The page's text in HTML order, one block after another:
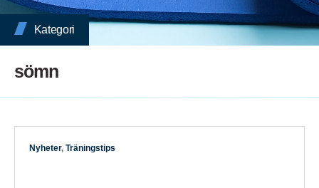
Kategori
sömn
Nyheter, Träningstips